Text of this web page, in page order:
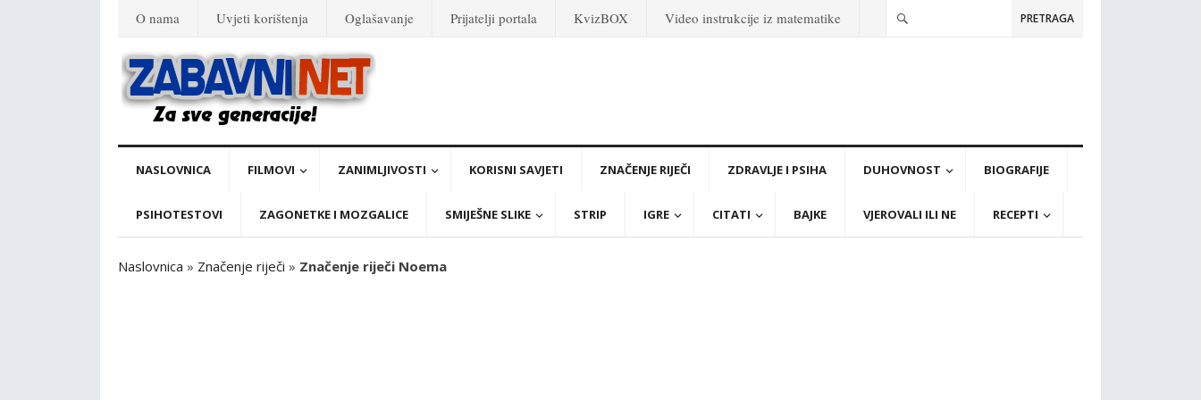
O nama Uvjeti korištenja Oglašavanje Prijatelji portala KvizBOX Video instrukcije iz matematike PRETRAGA
NASLOVNICA FILMOVI ZANIMLJIVOSTI KORISNI SAVJETI ZNAČENJE RIJEČI ZDRAVLJE I PSIHA DUHOVNOST BIOGRAFIJE
PSIHOTESTOVI ZAGONETKE I MOZGALICE SMIJEŠNE SLIKE STRIP IGRE CITATI BAJKE VJEROVALI ILI NE RECEPTI
Naslovnica » Značenje riječi » Značenje riječi Noema